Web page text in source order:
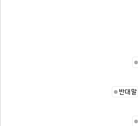
반대말